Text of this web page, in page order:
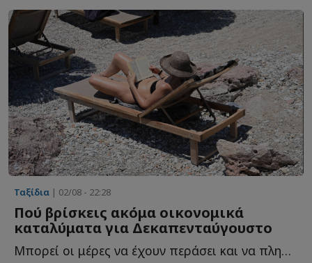
Ταξίδια | 02/08 - 22:28
Πού βρίσκεις ακόμα οικονομικά
καταλύματα για Δεκαπενταύγουστο
Μπορεί οι μέρες να έχουν περάσει και να πλησιάζουν σ...